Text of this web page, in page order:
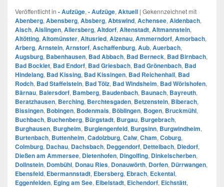
Veröffentlicht in - Aufzüge, - Aufzüge, Aktuell | Gekennzeichnet mit
Abenberg, Abensberg, Absberg, Abtswind, Achensee, Aidenbach,
Aisch, Aislingen, Allersberg, Altdorf, Altenstadt, Altmannstein,
Altötting, Altomünster, Altusried, Alzenau, Ammerndorf, Amorbach,
Arberg, Arnstein, Arnstorf, Aschaffenburg, Aub, Auerbach,
Augsburg, Babenhausen, Bad Abbach, Bad Berneck, Bad Birnbach,
Bad Bocklet, Bad Endorf, Bad Griesbach, Bad Grönenbach, Bad
Hindelang, Bad Kissing, Bad Kissingen, Bad Reichenhall, Bad
Rodch, Bad Staffelstein, Bad Tölz, Bad Windsheim, Bad Wörishofen,
Bärnau, Baiersdorf, Bamberg, Baudenbach, Baunach, Bayreuth,
Beratzhausen, Berching, Berchtesgaden, Betzenstein, Biberach,
Bissingen, Bobingen, Bodenmais, Böblingen, Bogen, Bruckmühl,
Buchbach, Buchenberg, Bürgstadt, Burgau, Burgebrach,
Burghausen, Burgheim, Burglengenfeld, Burgsinn, Burgwindheim,
Burtenbach, Buttenheim, Cadolzburg, Calw, Cham, Coburg,
Colmburg, Dachau, Dachsbach, Deggendorf, Dettelbach, Diedorf,
Dießen am Ammersee, Dietenhofen, Dingolfing, Dinkelscherben,
Dollnstein, Dombühl, Donau Ries, Donauwörth, Dorfen, Dürrwangen,
Ebensfeld, Ebermannstadt, Ebersberg, Ebrach, Eckental,
Eggenfelden, Eging am See, Eibelstadt, Eichendorf, Eichstätt,